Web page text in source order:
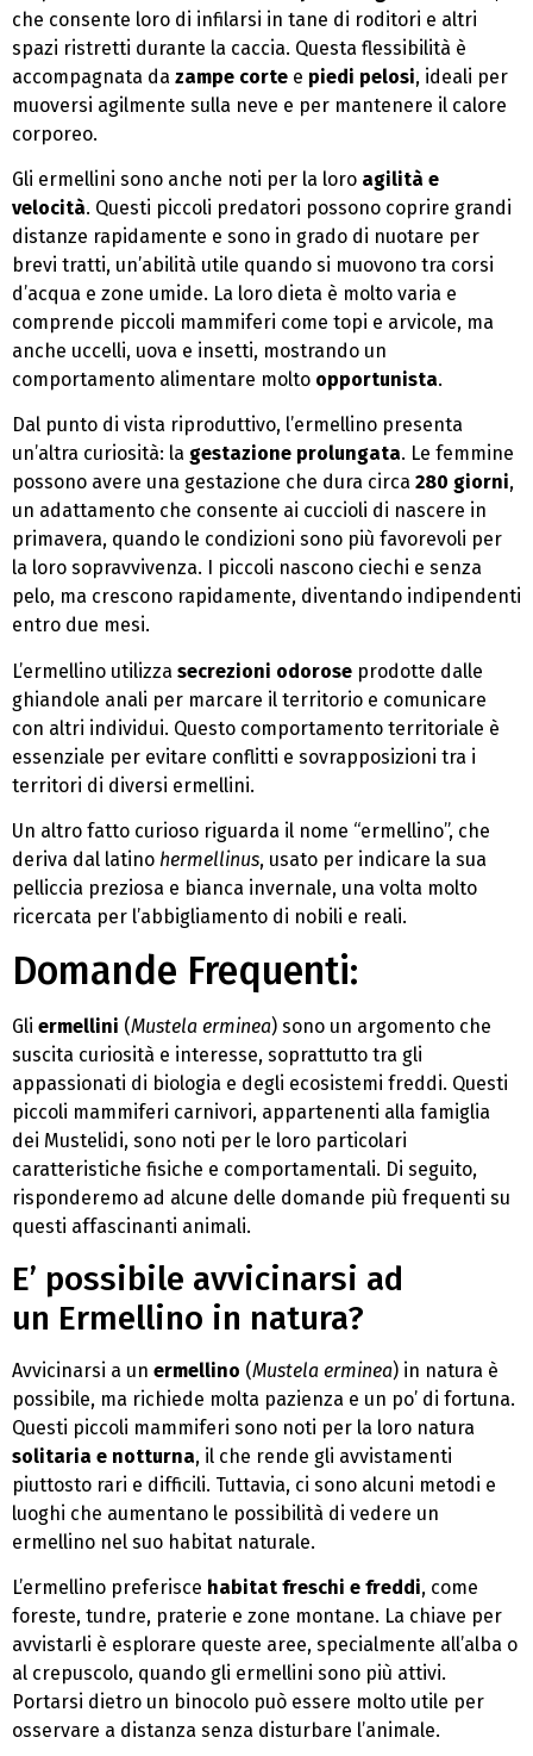
che consente loro di infilarsi in tane di roditori e altri
spazi ristretti durante la caccia. Questa flessibilità è
accompagnata da zampe corte e piedi pelosi, ideali per
muoversi agilmente sulla neve e per mantenere il calore
corporeo.
Gli ermellini sono anche noti per la loro agilità e
velocità. Questi piccoli predatori possono coprire grandi
distanze rapidamente e sono in grado di nuotare per
brevi tratti, un’abilità utile quando si muovono tra corsi
d’acqua e zone umide. La loro dieta è molto varia e
comprende piccoli mammiferi come topi e arvicole, ma
anche uccelli, uova e insetti, mostrando un
comportamento alimentare molto opportunista.
Dal punto di vista riproduttivo, l’ermellino presenta
un’altra curiosità: la gestazione prolungata. Le femmine
possono avere una gestazione che dura circa 280 giorni,
un adattamento che consente ai cuccioli di nascere in
primavera, quando le condizioni sono più favorevoli per
la loro sopravvivenza. I piccoli nascono ciechi e senza
pelo, ma crescono rapidamente, diventando indipendenti
entro due mesi.
L’ermellino utilizza secrezioni odorose prodotte dalle
ghiandole anali per marcare il territorio e comunicare
con altri individui. Questo comportamento territoriale è
essenziale per evitare conflitti e sovrapposizioni tra i
territori di diversi ermellini.
Un altro fatto curioso riguarda il nome “ermellino”, che
deriva dal latino hermellinus, usato per indicare la sua
pelliccia preziosa e bianca invernale, una volta molto
ricercata per l’abbigliamento di nobili e reali.
Domande Frequenti:
Gli ermellini (Mustela erminea) sono un argomento che
suscita curiosità e interesse, soprattutto tra gli
appassionati di biologia e degli ecosistemi freddi. Questi
piccoli mammiferi carnivori, appartenenti alla famiglia
dei Mustelidi, sono noti per le loro particolari
caratteristiche fisiche e comportamentali. Di seguito,
risponderemo ad alcune delle domande più frequenti su
questi affascinanti animali.
E’ possibile avvicinarsi ad
un Ermellino in natura?
Avvicinarsi a un ermellino (Mustela erminea) in natura è
possibile, ma richiede molta pazienza e un po’ di fortuna.
Questi piccoli mammiferi sono noti per la loro natura
solitaria e notturna, il che rende gli avvistamenti
piuttosto rari e difficili. Tuttavia, ci sono alcuni metodi e
luoghi che aumentano le possibilità di vedere un
ermellino nel suo habitat naturale.
L’ermellino preferisce habitat freschi e freddi, come
foreste, tundre, praterie e zone montane. La chiave per
avvistarli è esplorare queste aree, specialmente all’alba o
al crepuscolo, quando gli ermellini sono più attivi.
Portarsi dietro un binocolo può essere molto utile per
osservare a distanza senza disturbare l’animale.